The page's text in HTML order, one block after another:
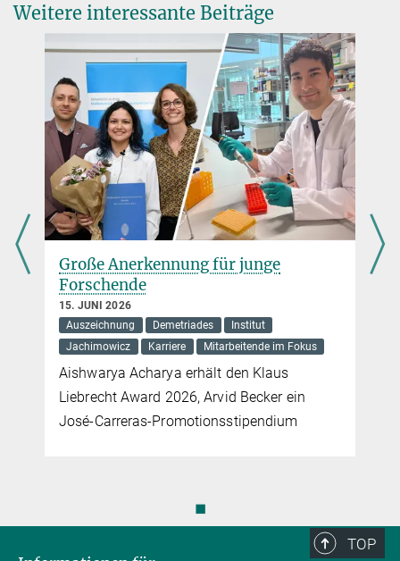
Weitere interessante Beiträge
Große Anerkennung für junge
Forschende
15. JUNI 2026
Auszeichnung
Demetriades
Institut
Jachimowicz
Karriere Mitarbeitende im Fokus
Aishwarya Acharya erhält den Klaus
Liebrecht Award 2026, Arvid Becker ein
José-Carreras-Promotionsstipendium
◼
TOP